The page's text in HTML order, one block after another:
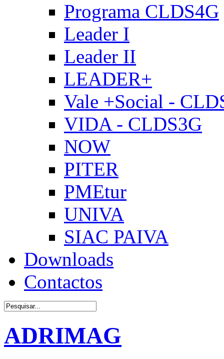
Programa CLDS4G
Leader I
Leader II
LEADER+
Vale +Social -
VIDA - CLDS3G
NOW
PITER
PMEtur
UNIVA
SIAC PAIVA
Downloads
Contactos
ADRIMAG